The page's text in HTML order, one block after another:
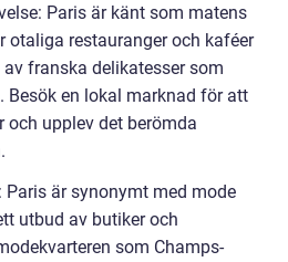
Paris är känt som matens
otaliga restauranger och kaféer
franska delikatesser som
Besök en lokal marknad för att
och upplev det berömda
är synonymt med mode
utbud av butiker och
som Champs-